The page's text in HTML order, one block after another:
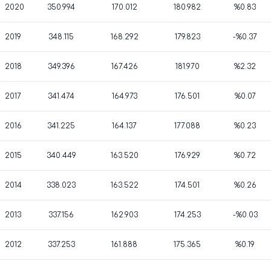
2020 350.994 170.012 180.982 %0.83
2019 348.115 168.292 179.823 -%0.37
2018 349.396 167.426 181.970 %2.32
2017 341.474 164.973 176.501 %0.07
2016 341.225 164.137 177.088 %0.23
2015 340.449 163.520 176.929 %0.72
2014 338.023 163.522 174.501 %0.26
2013 337.156 162.903 174.253 -%0.03
2012 337.253 161.888 175.365 %0.19